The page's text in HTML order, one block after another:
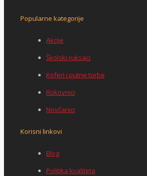
Popularne kategorije
Akcije
Školski ruksaci
Koferi i putne torbe
Rokovnici
Novčanici
Korisni linkovi
Blog
Politika kvaliteta